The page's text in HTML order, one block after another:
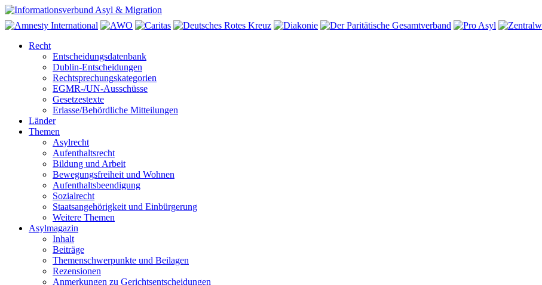
Recht
Entscheidungsdatenbank
Dublin-Entscheidungen
Rechtsprechungskategorien
EGMR-/UN-Ausschüsse
Gesetzestexte
Erlasse/Behördliche Mitteilungen
Länder
Themen
Asylrecht
Aufenthaltsrecht
Bildung und Arbeit
Bewegungsfreiheit und Wohnen
Aufenthaltsbeendigung
Sozialrecht
Staatsangehörigkeit und Einbürgerung
Weitere Themen
Asylmagazin
Inhalt
Beiträge
Themenschwerpunkte und Beilagen
Rezensionen
Anmerkungen zu Gerichtsentscheidungen